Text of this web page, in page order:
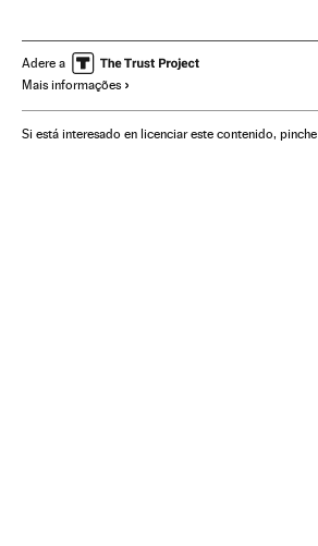
Conflitos Organizações internacionais
Relações exteriores
Adere a
Mais informações
Si está interesado en licenciar este contenido, pinche